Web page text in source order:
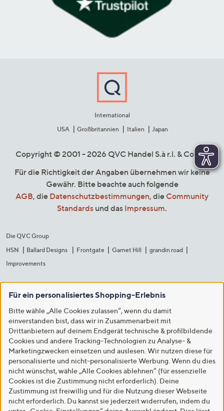
International
USA
Großbritannien Italien Japan
Copyright © 2001 - 2026 QVC Handel S.à r.l. & Co. KG
Für die Richtigkeit der Angaben übernehmen wir keine
Gewähr. Bitte beachte auch folgende
AGB, die Datenschutzbestimmungen, die Community
Standards und das Impressum.
Die QVC Group
HSN
Ballard Designs Frontgate Garnet Hill
grandin road
Improvements
Für ein personalisiertes Shopping-Erlebnis
Bitte wähle „Alle Cookies zulassen“, wenn du damit
einverstanden bist, dass wir in Zusammenarbeit mit
Drittanbietern auf deinem Endgerät technische & profilbildende
Cookies und andere Tracking-Technologien zu Analyse- &
Marketingzwecken einsetzen und auslesen. Wir nutzen diese für
personalisierte und nicht-personalisierte Werbung. Wenn du dies
nicht wünschst, wähle „Alle Cookies ablehnen“ (für essenzielle
Cookies ist die Zustimmung nicht erforderlich). Deine
Zustimmung ist freiwillig und für die Nutzung dieser Webseite
nicht erforderlich. Du kannst sie jederzeit widerrufen, indem du